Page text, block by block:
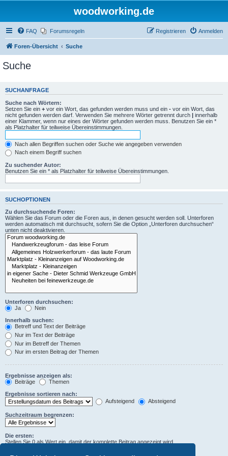
woodworking.de
FAQ Forumsregeln Anmelden
Registrieren
Foren-Übersicht Suche
Suche
SUCHANFRAGE
Suche nach Wörtern:
Setzen Sie ein + vor ein Wort, das gefunden werden muss und ein - vor ein Wort, das
nicht gefunden werden darf. Verwenden Sie mehrere Wörter getrennt durch | innerhalb
einer Klammer, wenn nur eines der Wörter gefunden werden muss. Benutzen Sie ein *
als Platzhalter für teilweise Übereinstimmungen.
Nach allen Begriffen suchen oder Suche wie angegeben verwenden
Nach einem Begriff suchen
Zu suchender Autor:
Benutzen Sie ein * als Platzhalter für teilweise Übereinstimmungen.
SUCHOPTIONEN
Zu durchsuchende Foren:
Wählen Sie das Forum oder die Foren aus, in denen gesucht werden soll. Unterforen
werden automatisch mit durchsucht, sofern Sie die Option „Unterforen durchsuchen“
unten nicht deaktivieren.
Unterforen durchsuchen:
Ja
Nein
Innerhalb suchen:
Betreff und Text der Beiträge
Nur im Text der Beiträge
Nur im Betreff der Themen
Nur im ersten Beitrag der Themen
Ergebnisse anzeigen als:
Beiträge
Themen
Ergebnisse sortieren nach:
Aufsteigend
Absteigend
Suchzeitraum begrenzen:
Die ersten:
Stellen Sie 0 als Wert ein, damit der komplette Beitrag angezeigt wird.